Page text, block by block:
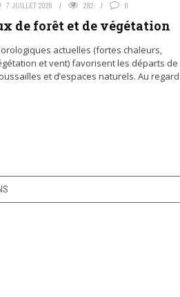
7 JUILLET 2026 282 0
de forêt et de végétation
actuelles (fortes chaleurs,
et vent) favorisent les départs de
et d’espaces naturels. Au regard